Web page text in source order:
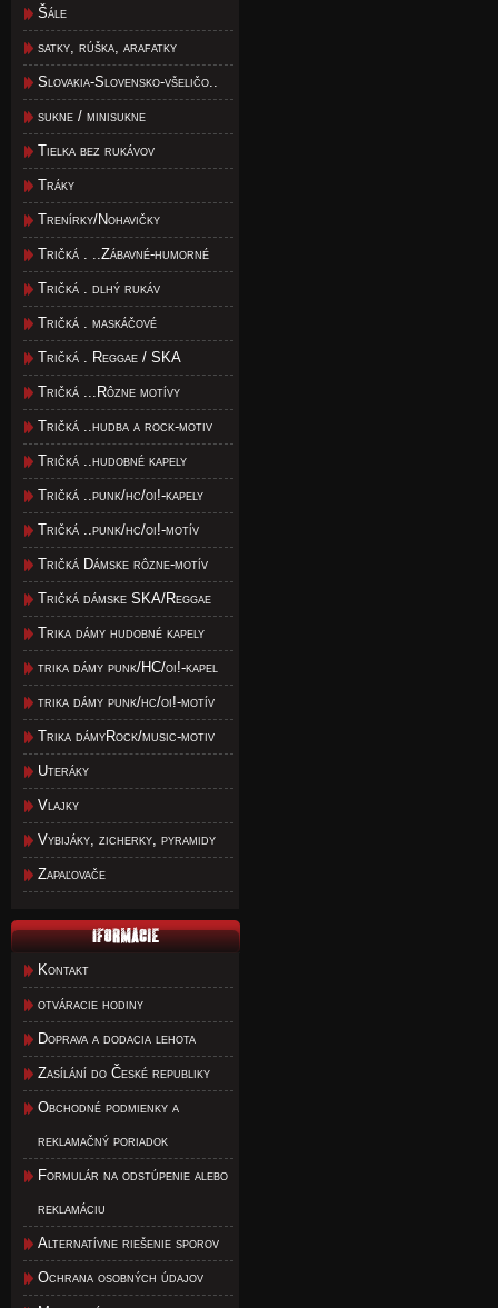
Šále
satky, rúška, arafatky
Slovakia-Slovensko-všeličo..
sukne / minisukne
Tielka bez rukávov
Tráky
Trenírky/Nohavičky
Tričká . ..Zábavné-humorné
Tričká . dlhý rukáv
Tričká . maskáčové
Tričká . Reggae / SKA
Tričká ...Rôzne motívy
Tričká ..hudba a rock-motiv
Tričká ..hudobné kapely
Tričká ..punk/hc/oi!-kapely
Tričká ..punk/hc/oi!-motív
Tričká Dámske rôzne-motív
Tričká dámske SKA/Reggae
Trika dámy hudobné kapely
trika dámy punk/HC/oi!-kapel
trika dámy punk/hc/oi!-motív
Trika dámyRock/music-motiv
Uteráky
Vlajky
Vybijáky, zicherky, pyramidy
Zapaľovače
Kontakt
otváracie hodiny
Doprava a dodacia lehota
Zasílání do České republiky
Obchodné podmienky a
reklamačný poriadok
Formulár na odstúpenie alebo
reklamáciu
Alternatívne riešenie sporov
Ochrana osobných údajov